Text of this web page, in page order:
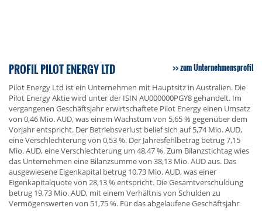
PROFIL PILOT ENERGY LTD zum Unternehmensprofil
Pilot Energy Ltd ist ein Unternehmen mit Hauptsitz in Australien. Die
Pilot Energy Aktie wird unter der ISIN AU000000PGY8 gehandelt. Im
vergangenen Geschäftsjahr erwirtschaftete Pilot Energy einen Umsatz
von 0,46 Mio. AUD, was einem Wachstum von 5,65 % gegenüber dem
Vorjahr entspricht. Der Betriebsverlust belief sich auf 5,74 Mio. AUD,
eine Verschlechterung von 0,53 %. Der Jahresfehlbetrag betrug 7,15
Mio. AUD, eine Verschlechterung um 48,47 %. Zum Bilanzstichtag wies
das Unternehmen eine Bilanzsumme von 38,13 Mio. AUD aus. Das
ausgewiesene Eigenkapital betrug 10,73 Mio. AUD, was einer
Eigenkapitalquote von 28,13 % entspricht. Die Gesamtverschuldung
betrug 19,73 Mio. AUD, mit einem Verhältnis von Schulden zu
Vermögenswerten von 51,75 %. Für das abgelaufene Geschäftsjahr